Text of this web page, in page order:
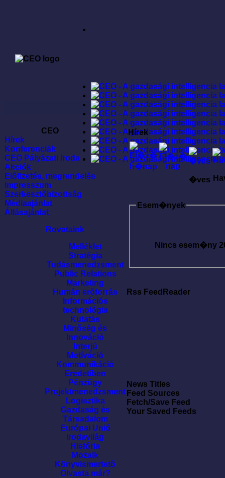
CEO
Hírek
Konferenciák
CEO Pályázati Iroda
Akciók
Elõfizetés, megrendelés
Impresszum
Szerkesztõbizottság
Médiaajánlat
Állásajánlat
Rovataink
Melléklet
Stratégia
Tudásmenedzsment
Public Relations
Marketing
Humán erõforrás
Információs
technológia
Kutatás
Minõség és
Innováció
Interjú
Motíváció
Kommunikáció
Eredetiben
Pénzügy
Projektmenedzsment
Logisztika
Gazdaság és
Társadalom
Európai Unió
Irodavilág
História
Mozaik
Könyvismertetõ
Olvasta már?
Hírek
�ves
Esem�nyek
Nincs esem�ny
Rss FeedReader
News Titles
Feed Sources
Fetch/Save Feed
Your Saved Feeds